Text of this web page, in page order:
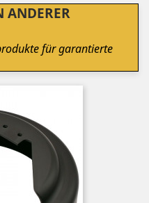
ANDERER
für garantierte